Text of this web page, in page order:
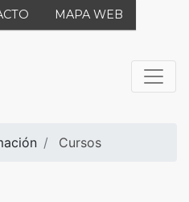
MAPA WEB
Cursos